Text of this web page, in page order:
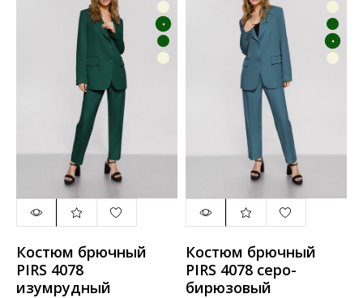
Костюм брючный
PIRS 4078
изумрудный
Костюм брючный
PIRS 4078 серо-
бирюзовый